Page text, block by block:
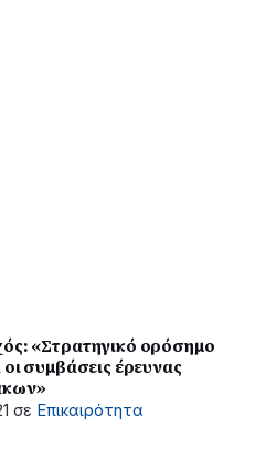
«Στρατηγικό ορόσημο
συμβάσεις έρευνας
σε Επικαιρότητα